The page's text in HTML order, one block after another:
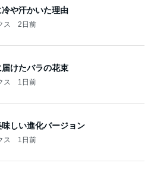
や汗かいた理由
ス 2日前
けたバラの花束
ス 1日前
しい進化バージョン
ス 1日前